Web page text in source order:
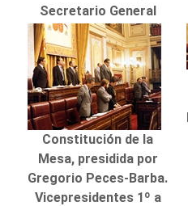
Secretario General
Constitución de la
Mesa, presidida por
Gregorio Peces-Barba.
Vicepresidentes 1º a